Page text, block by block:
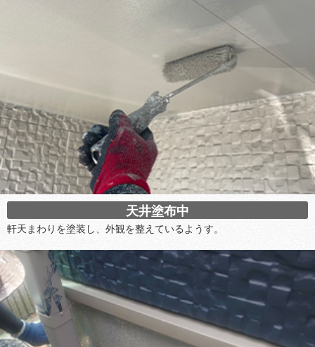
天井塗布中
軒天まわりを塗装し、外観を整えているようす。